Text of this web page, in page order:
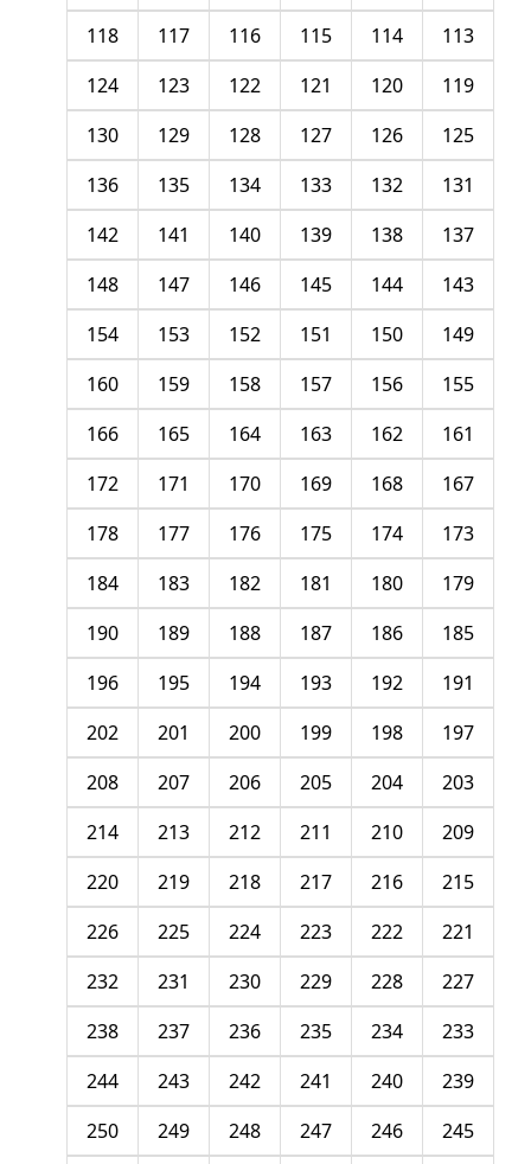
113
114
115
116
117
118
119
120
121
122
123
124
125
126
127
128
129
130
131
132
133
134
135
136
137
138
139
140
141
142
143
144
145
146
147
148
149
150
151
152
153
154
155
156
157
158
159
160
161
162
163
164
165
166
167
168
169
170
171
172
173
174
175
176
177
178
179
180
181
182
183
184
185
186
187
188
189
190
191
192
193
194
195
196
197
198
199
200
201
202
203
204
205
206
207
208
209
210
211
212
213
214
215
216
217
218
219
220
221
222
223
224
225
226
227
228
229
230
231
232
233
234
235
236
237
238
239
240
241
242
243
244
245
246
247
248
249
250